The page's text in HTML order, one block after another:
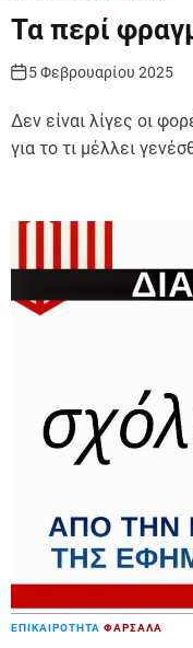
Τα περί
5 Φεβρουαρίου 2025
Δεν είναι λίγες οι
για το τι μέλλει
ΕΠΙΚΑΙΡΟΤΗΤΑ ΦΑΡΣΑΛΑ